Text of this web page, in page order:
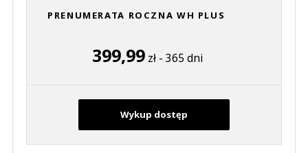
PRENUMERATA ROCZNA WH PLUS
399,99zł - 365 dni
Wykup dostęp